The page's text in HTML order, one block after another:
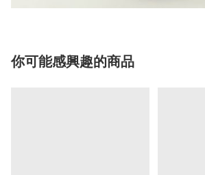
你可能感興趣的商品